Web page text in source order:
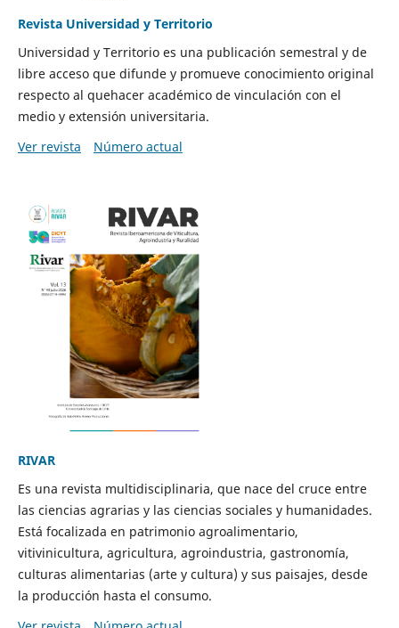
Revista Universidad y Territorio
Universidad y Territorio es una publicación semestral y de
libre acceso que difunde y promueve conocimiento original
respecto al quehacer académico de vinculación con el
medio y extensión universitaria.
Ver revista
Número actual
RIVAR
Es una revista multidisciplinaria, que nace del cruce entre
las ciencias agrarias y las ciencias sociales y humanidades.
Está focalizada en patrimonio agroalimentario,
vitivinicultura, agricultura, agroindustria, gastronomía,
culturas alimentarias (arte y cultura) y sus paisajes, desde
la producción hasta el consumo.